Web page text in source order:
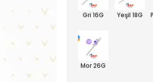
Gri 16G Yeşil 18G
Mor 26G